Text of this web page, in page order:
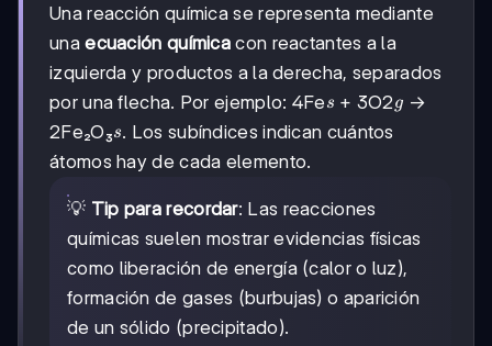
Una reacción química se representa mediante
unaecuación química con reactantes a la
izquierda y productos a la derecha, separados
por una flecha. Por ejemplo: 4Fes
s + 3O2g
g →
2Fe₂O₃s
s. Los subíndices indican cuántos
átomos hay de cada elemento.
💡 Tip para recordar: Las reacciones
químicas suelen mostrar evidencias físicas
como liberación de energía (calor o luz),
formación de gases (burbujas) o aparición
de un sólido (precipitado).